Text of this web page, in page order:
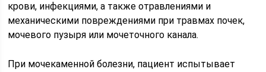
крови, инфекциями, а также отравлениями и
механическими повреждениями при травмах почек,
мочевого пузыря или мочеточного канала.
При мочекаменной болезни, пациент испытывает